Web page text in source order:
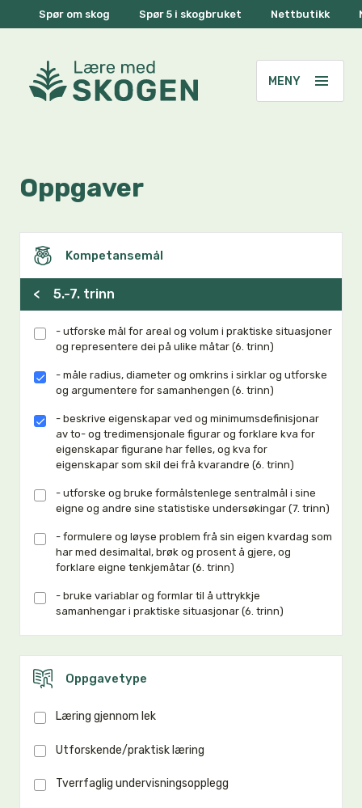
Spør om skog Spør 5 i skogbruket Nettbutikk
Oppgaver
Kompetansemål
< 5.-7. trinn
- utforske mål for areal og volum i praktiske situasjoner
og representere dei på ulike måtar (6. trinn)
- måle radius, diameter og omkrins i sirklar og utforske
og argumentere for samanhengen (6. trinn)
- beskrive eigenskapar ved og minimumsdefinisjonar
av to- og tredimensjonale figurar og forklare kva for
eigenskapar figurane har felles, og kva for
eigenskapar som skil dei frå kvarandre (6. trinn)
- utforske og bruke formålstenlege sentralmål i sine
eigne og andre sine statistiske undersøkingar (7. trinn)
- formulere og løyse problem frå sin eigen kvardag som
har med desimaltal, brøk og prosent å gjere, og
forklare eigne tenkjemåtar (6. trinn)
- bruke variablar og formlar til å uttrykkje
samanhengar i praktiske situasjonar (6. trinn)
Oppgavetype
Læring gjennom lek
Utforskende/praktisk læring
Tverrfaglig undervisningsopplegg